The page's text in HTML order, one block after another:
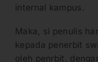
internal kampus.
Maka, si penulis
kepada penerbit
oleh penrbit,